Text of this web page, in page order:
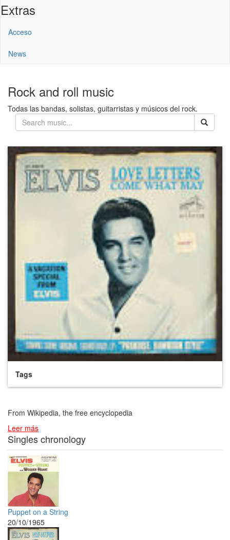
Extras
Acceso
News
Rock and roll music
Todas las bandas, solistas, guitarristas y músicos del rock.
Tags
From Wikipedia, the free encyclopedia
Leer más
Singles chronology
Puppet on a String
20/10/1965